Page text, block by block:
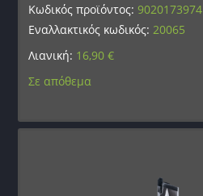
Κωδικός προϊόντος:9020173974
Εναλλακτικός κωδικός:20065
Λιανική: 16,90€
Σε απόθεμα